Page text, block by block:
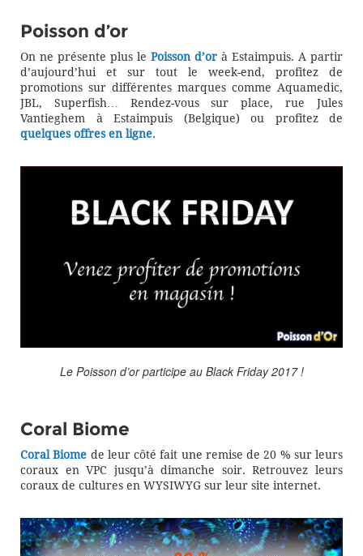
Poisson d’or
On ne présente plus le Poisson d’or à Estaimpuis. A partir
d’aujourd’hui et sur tout le week-end, profitez de
promotions sur différentes marques comme Aquamedic,
JBL, Superfish… Rendez-vous sur place, rue Jules
Vantieghem à Estaimpuis (Belgique) ou profitez de
quelques offres en ligne.
Le Poisson d’or participe au Black Friday 2017 !
Coral Biome
Coral Biome de leur côté fait une remise de 20 % sur leurs
coraux en VPC jusqu’à dimanche soir. Retrouvez leurs
coraux de cultures en WYSIWYG sur leur site internet.